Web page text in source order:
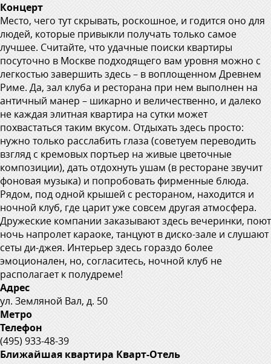
Концерт
Место, чего тут скрывать, роскошное, и годится оно для
людей, которые привыкли получать только самое
лучшее. Считайте, что удачные поиски квартиры
посуточно в Москве подходящего вам уровня можно с
легкостью завершить здесь – в воплощенном Древнем
Риме. Да, зал клуба и ресторана при нем выполнен на
античный манер – шикарно и величественно, и далеко
не каждая элитная квартира на сутки может
похвастаться таким вкусом. Отдыхать здесь просто:
нужно только расслабить глаза (советуем переводить
взгляд с кремовых портьер на живые цветочные
композиции), дать отдохнуть ушам (в ресторане звучит
фоновая музыка) и попробовать фирменные блюда.
Рядом, под одной крышей с рестораном, находится и
ночной клуб, где царит уже совсем другая атмосфера.
Дружеские компании заказывают здесь вечеринки, поют
ночь напролет караоке, танцуют в диско-зале и слушают
сеты ди-джея. Интерьер здесь гораздо более
эмоционален, но, согласитесь, ночной клуб не
располагает к полудреме!
Адрес
ул. Земляной Вал, д. 50
Метро
Телефон
(495) 933-48-39
Ближайшая квартира Кварт-Отель